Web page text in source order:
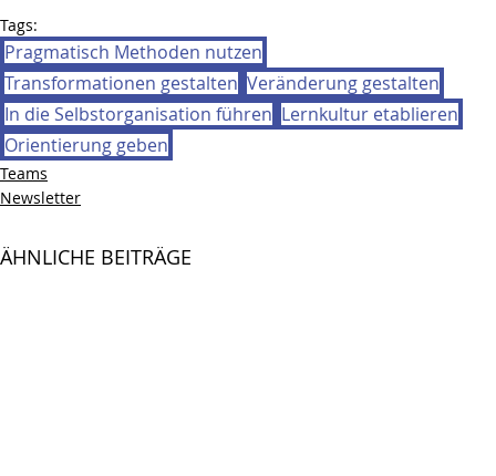
Tags:
Pragmatisch Methoden nutzen
Transformationen gestalten Veränderung gestalten
In die Selbstorganisation führen Lernkultur etablieren
Orientierung geben
Teams
Newsletter
ÄHNLICHE BEITRÄGE